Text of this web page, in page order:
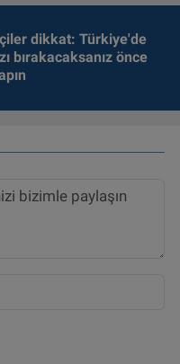
dikkat: Türkiye'de
bırakacaksanız önce